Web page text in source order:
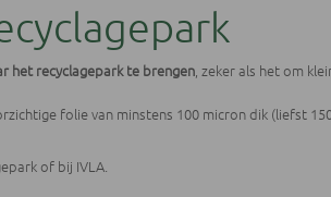
het recyclagepark te brengen , zeker als het om
folie van minstens 100 micron dik (liefst
of bij IVLA.